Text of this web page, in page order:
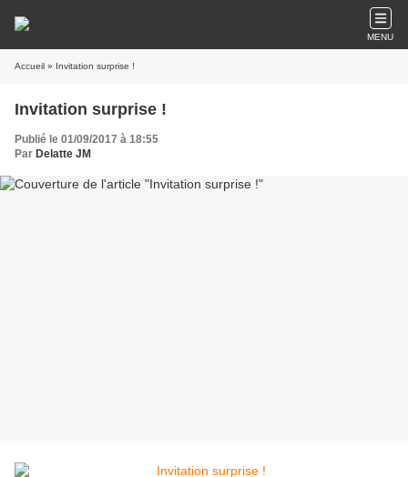
MENU
Accueil » Invitation surprise !
Invitation surprise !
Publié le 01/09/2017 à 18:55
Par Delatte JM